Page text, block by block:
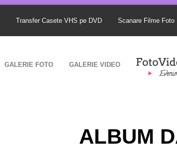
Transfer Casete VHS pe DVD Scanare Filme Foto
GALERIE FOTO GALERIE VIDEO
ALBUM